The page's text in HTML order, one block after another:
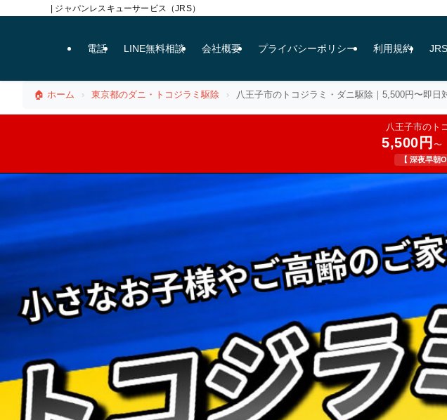
| ジャパンレスキューサービス（JRS）
電話 LINE無料相談 会社概要 プライバシーポリシー 利用規約
🏠 ホーム › 東京都のダニ・トコジラミ駆除 › 八王子市のトコジラミ・ダニ駆除｜5,500円〜即日
八王子市のト
5,500円 〜
【 深夜早朝